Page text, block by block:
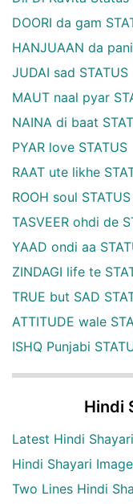
DOORI da gam
HANJUAAN da
JUDAI sad STATUS
MAUT naal pyar
NAINA di baat
PYAR love STATUS
RAAT ute likhe
ROOH soul STATUS
TASVEER ohdi de
YAAD ondi aa
ZINDAGI life te
TRUE but SAD
ATTITUDE wale
ISHQ Punjabi
Hindi
Latest Hindi Shayari
Hindi Shayari
Two Lines Hindi